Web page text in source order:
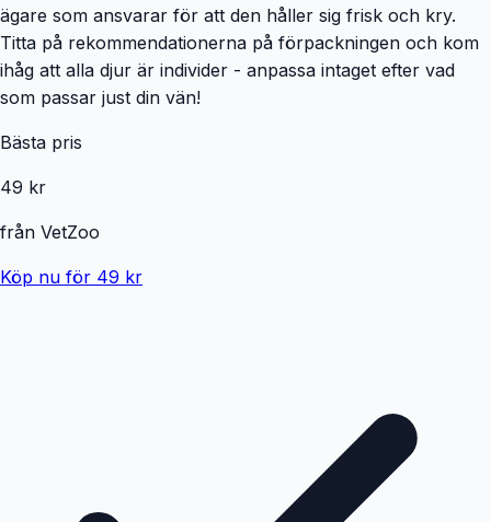
ägare som ansvarar för att den håller sig frisk och kry.
Titta på rekommendationerna på förpackningen och kom
ihåg att alla djur är individer - anpassa intaget efter vad
som passar just din vän!
Bästa pris
49 kr
från VetZoo
Köp nu för 49 kr